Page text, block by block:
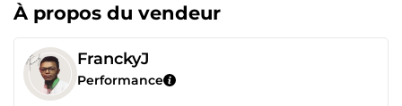
À propos du vendeur
FranckyJ
Performance